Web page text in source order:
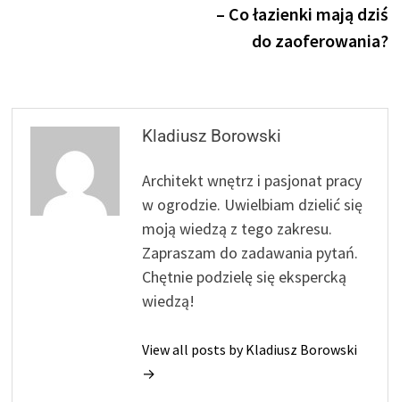
– Co łazienki mają dziś
do zaoferowania?
Kladiusz Borowski
Architekt wnętrz i pasjonat pracy
w ogrodzie. Uwielbiam dzielić się
moją wiedzą z tego zakresu.
Zapraszam do zadawania pytań.
Chętnie podzielę się ekspercką
wiedzą!
View all posts by Kladiusz Borowski
→